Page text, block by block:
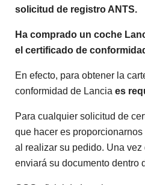
solicitud de registro ANTS.
Ha comprado un coche
el certificado de
En efecto, para obtener la
conformidad de Lancia es
Para cualquier solicitud de
que hacer es
al realizar su pedido. Una
enviará su documento dentro